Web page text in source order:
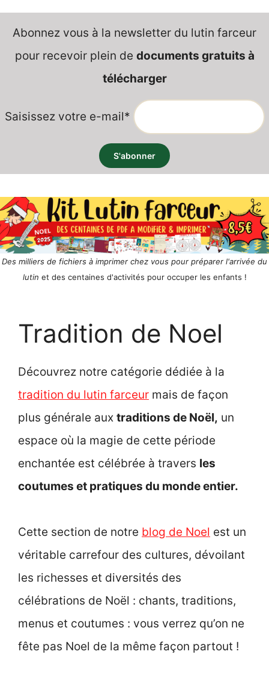
Abonnez vous à la newsletter du lutin farceur
pour recevoir plein de documents gratuits à
télécharger
Saisissez votre e-mail*
Des milliers de fichiers à imprimer chez vous pour préparer l'arrivée du
lutin et des centaines d'activités pour occuper les enfants !
Tradition de Noel
Découvrez notre catégorie dédiée à la
tradition du lutin farceur mais de façon
plus générale aux traditions de Noël, un
espace où la magie de cette période
enchantée est célébrée à travers les
coutumes et pratiques du monde entier.
Cette section de notre blog de Noel est un
véritable carrefour des cultures, dévoilant
les richesses et diversités des
célébrations de Noël : chants, traditions,
menus et coutumes : vous verrez qu’on ne
fête pas Noel de la même façon partout !